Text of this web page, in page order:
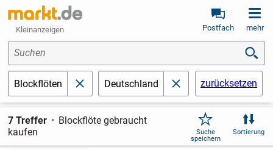
Kleinanzeigen Postfach mehr
Suchen
Blockflöten schließenDeutschland schließenzurücksetzen
7 Treffer
Blockflöte gebraucht
kaufen
Suche
speichern
Sortierung